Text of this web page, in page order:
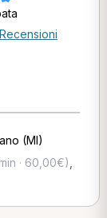
(MI)
· 60,00€)